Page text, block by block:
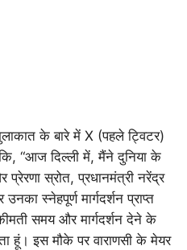
के बारे में X (पहले ट्विटर)
कि, “आज दिल्ली में, मैंने दुनिया के
प्रेरणा स्रोत, प्रधानमंत्री नरेंद्र
स्नेहपूर्ण मार्गदर्शन प्राप्त
समय और मार्गदर्शन देने के
हूं। इस मौके पर वाराणसी के मेयर